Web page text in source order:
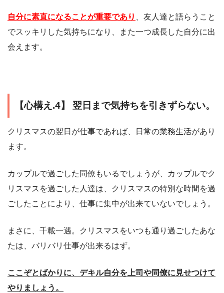
自分に素直になることが重要であり
、友人達と語らうこと
でスッキリした気持ちになり、また一つ成長した自分に出
会えます。
【心構え.4】 翌日まで気持ちを引きずらない。
クリスマスの翌日が仕事であれば、日常の業務生活があり
ます。
カップルで過ごした同僚もいるでしょうが、カップルでク
リスマスを過ごした人達は、クリスマスの特別な時間を過
ごしたことにより、仕事に集中が出来ていないでしょう。
まさに、千載一遇。クリスマスをいつも通り過ごしたあな
たは、バリバリ仕事が出来るはず。
ここぞとばかりに、デキル自分を上司や同僚に見せつけて
やりましょう。